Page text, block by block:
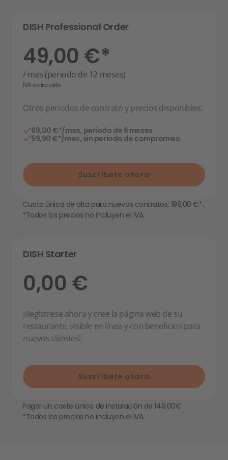
DISH Professional Order
49,00 €*
/ mes (periodo de 12 meses)
IVA no incluido
Otros periodos de contrato y precios disponibles:
69,00 €*/mes, periodo de 6 meses
59,90 €*/mes, sin periodo de compromiso
Suscríbete ahora
Cuota única de alta para nuevos contratos: 199,00 €*.
*Todos los precios no incluyen el IVA.
DISH Starter
0,00 €
¡Regístrese ahora y cree la página web de su
restaurante, visible en línea y con beneficios para
nuevos clientes!
Suscríbete ahora
Pagar un coste único de instalación de 149,00€
*Todos los precios no incluyen el IVA.